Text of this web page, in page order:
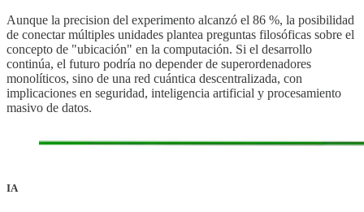
Aunque la precision del experimento alcanzó el 86 %, la posibilidad
de conectar múltiples unidades plantea preguntas filosóficas sobre el
concepto de "ubicación" en la computación. Si el desarrollo
continúa, el futuro podría no depender de superordenadores
monolíticos, sino de una red cuántica descentralizada, con
implicaciones en seguridad, inteligencia artificial y procesamiento
masivo de datos.
IA